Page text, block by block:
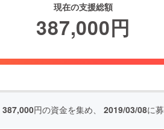
現在の支援総額
387,000円
387,000円の資金を集め、 2019/03/08に